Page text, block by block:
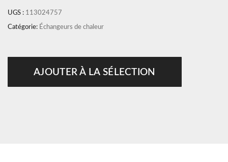
UGS : 113024757
Catégorie: Échangeurs de chaleur
AJOUTER À LA SÉLECTION